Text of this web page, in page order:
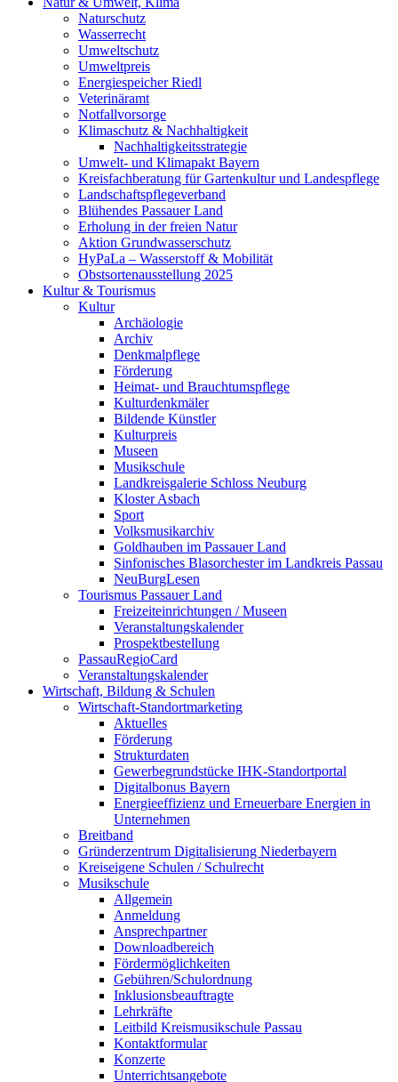
Naturschutz
Wasserrecht
Umweltschutz
Umweltpreis
Energiespeicher Riedl
Veterinäramt
Notfallvorsorge
Klimaschutz & Nachhaltigkeit
Nachhaltigkeitsstrategie
Umwelt- und Klimapakt Bayern
Kreisfachberatung für Gartenkultur und Landespflege
Landschaftspflegeverband
Blühendes Passauer Land
Erholung in der freien Natur
Aktion Grundwasserschutz
HyPaLa – Wasserstoff & Mobilität
Obstsortenausstellung 2025
Kultur & Tourismus
Kultur
Archäologie
Archiv
Denkmalpflege
Förderung
Heimat- und Brauchtumspflege
Kulturdenkmäler
Bildende Künstler
Kulturpreis
Museen
Musikschule
Landkreisgalerie Schloss Neuburg
Kloster Asbach
Sport
Volksmusikarchiv
Goldhauben im Passauer Land
Sinfonisches Blasorchester im Landkreis Passau
NeuBurgLesen
Tourismus Passauer Land
Freizeiteinrichtungen / Museen
Veranstaltungskalender
Prospektbestellung
PassauRegioCard
Veranstaltungskalender
Wirtschaft, Bildung & Schulen
Wirtschaft-Standortmarketing
Aktuelles
Förderung
Strukturdaten
Gewerbegrundstücke IHK-Standortportal
Digitalbonus Bayern
Energieeffizienz und Erneuerbare Energien in
Unternehmen
Breitband
Gründerzentrum Digitalisierung Niederbayern
Kreiseigene Schulen / Schulrecht
Musikschule
Allgemein
Anmeldung
Ansprechpartner
Downloadbereich
Fördermöglichkeiten
Gebühren/Schulordnung
Inklusionsbeauftragte
Lehrkräfte
Leitbild Kreismusikschule Passau
Kontaktformular
Konzerte
Unterrichtsangebote